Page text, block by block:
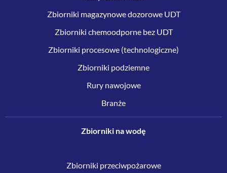
Zbiorniki magazynowe dozorowe UDT
Zbiorniki chemoodporne bez UDT
Zbiorniki procesowe (technologiczne)
Zbiorniki podziemne
Rury nawojowe
Branże
Zbiorniki na wodę
Zbiorniki przeciwpożarowe